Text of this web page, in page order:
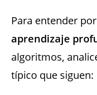
Para entender
aprendizaje
algoritmos,
típico que siguen: